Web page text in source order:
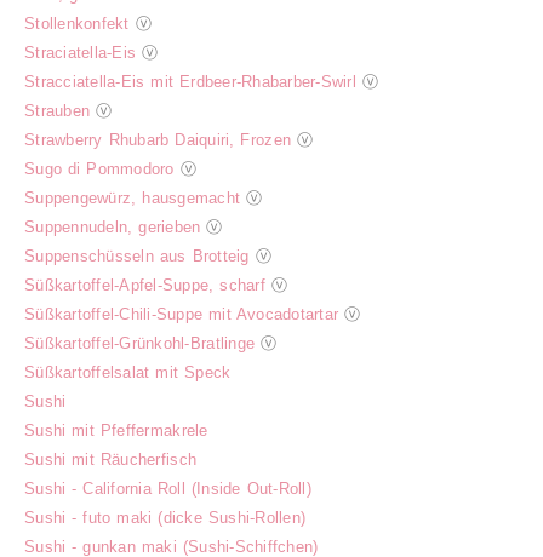
Stollenkonfekt ⓥ
Straciatella-Eis ⓥ
Stracciatella-Eis mit Erdbeer-Rhabarber-Swirl ⓥ
Strauben ⓥ
Strawberry Rhubarb Daiquiri, Frozen ⓥ
Sugo di Pommodoro ⓥ
Suppengewürz, hausgemacht ⓥ
Suppennudeln, gerieben ⓥ
Suppenschüsseln aus Brotteig ⓥ
Süßkartoffel-Apfel-Suppe, scharfⓥ
Süßkartoffel-Chili-Suppe mit Avocadotartar ⓥ
Süßkartoffel-Grünkohl-Bratlinge ⓥ
Süßkartoffelsalat mit Speck
Sushi
Sushi mit Pfeffermakrele
Sushi mit Räucherfisch
Sushi - California Roll (Inside Out-Roll)
Sushi - futo maki (dicke Sushi-Rollen)
Sushi - gunkan maki (Sushi-Schiffchen)